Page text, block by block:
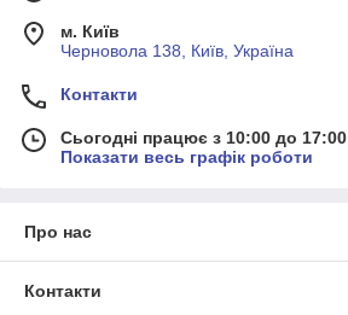
м. Київ
Черновола 138, Київ, Україна
Контакти
Сьогодні працює з 10:00 до 17:00
Показати весь графік роботи
Про нас
Контакти